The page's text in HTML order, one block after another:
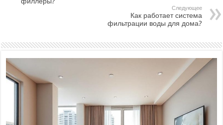
Следующее
Как работает система
фильтрации воды для дома?